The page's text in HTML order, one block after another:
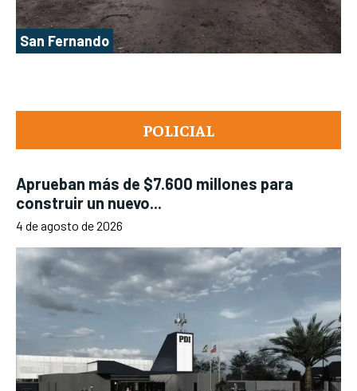
POLICIAL
Aprueban más de $7.600 millones para
construir un nuevo...
4 de agosto de 2026
San Fernando